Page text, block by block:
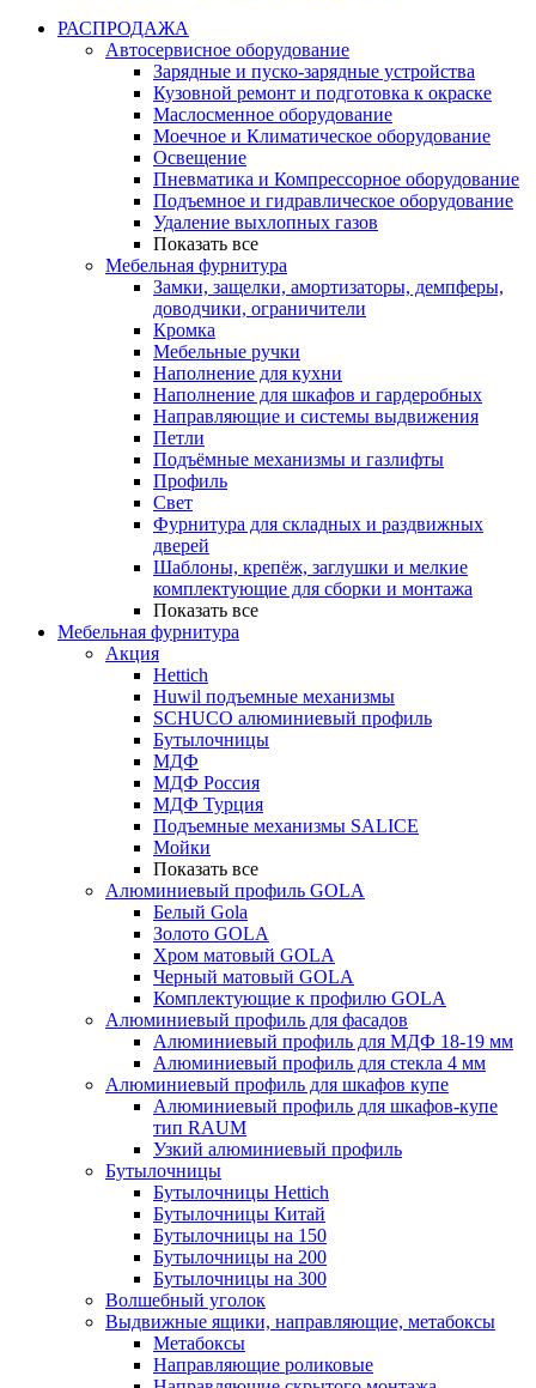
РАСПРОДАЖА
Автосервисное оборудование
Зарядные и пуско-зарядные устройства
Кузовной ремонт и подготовка к окраске
Маслосменное оборудование
Моечное и Климатическое оборудование
Освещение
Пневматика и Компрессорное оборудование
Подъемное и гидравлическое оборудование
Удаление выхлопных газов
Показать все
Мебельная фурнитура
Замки, защелки, амортизаторы, демпферы,
доводчики, ограничители
Кромка
Мебельные ручки
Наполнение для кухни
Наполнение для шкафов и гардеробных
Направляющие и системы выдвижения
Петли
Подъёмные механизмы и газлифты
Профиль
Свет
Фурнитура для складных и раздвижных
дверей
Шаблоны, крепёж, заглушки и мелкие
комплектующие для сборки и монтажа
Показать все
Мебельная фурнитура
Акция
Hettich
Huwil подъемные механизмы
SCHUCO алюминиевый профиль
Бутылочницы
МДФ
МДФ Россия
МДФ Турция
Подъемные механизмы SALICE
Мойки
Показать все
Алюминиевый профиль GOLA
Белый Gola
Золото GOLA
Хром матовый GOLA
Черный матовый GOLA
Комплектующие к профилю GOLA
Алюминиевый профиль для фасадов
Алюминиевый профиль для МДФ 18-19 мм
Алюминиевый профиль для стекла 4 мм
Алюминиевый профиль для шкафов купе
Алюминиевый профиль для шкафов-купе
тип RAUM
Узкий алюминиевый профиль
Бутылочницы
Бутылочницы Hettich
Бутылочницы Китай
Бутылочницы на 150
Бутылочницы на 200
Бутылочницы на 300
Волшебный уголок
Выдвижные ящики, направляющие, метабоксы
Метабоксы
Направляющие роликовые